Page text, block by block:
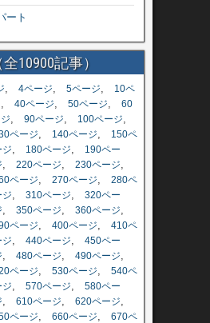
ート
10900記事）
, 4ページ, 5ページ,
10ペ
, 40ページ, 50ページ, 60
, 90ページ, 100ページ,
ページ, 140ページ,
150ペ
ジ, 180ページ,
190ペー
, 220ページ, 230ページ,
ページ, 270ページ, 280ペ
, 310ページ, 320ペー
, 350ページ, 360ページ,
ページ, 400ページ, 410ペ
, 440ページ, 450ペー
, 480ページ, 490ページ,
ページ, 530ページ, 540ペ
, 570ページ, 580ペー
, 610ページ, 620ページ,
ページ, 660ページ, 670ペ